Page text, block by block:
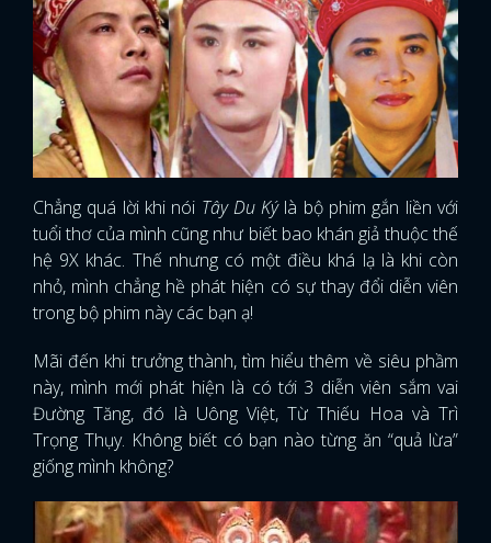
Chẳng quá lời khi nói Tây Du Kýlà bộ phim gắn liền với
tuổi thơ của mình cũng như biết bao khán giả thuộc thế
hệ 9X khác. Thế nhưng có một điều khá lạ là khi còn
nhỏ, mình chẳng hề phát hiện có sự thay đổi diễn viên
trong bộ phim này các bạn ạ!
Mãi đến khi trưởng thành, tìm hiểu thêm về siêu phầm
này, mình mới phát hiện là có tới 3 diễn viên sắm vai
Đường Tăng, đó là Uông Việt, Từ Thiếu Hoa và Trì
Trọng Thụy. Không biết có bạn nào từng ăn “quả lừa”
giống mình không?